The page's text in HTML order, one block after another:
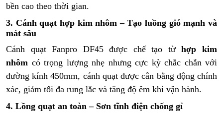
bền cao theo thời gian.
3. Cánh quạt hợp kim nhôm – Tạo luồng gió mạnh và
mát sâu
Cánh quạt Fanpro DF45 được chế tạo từhợp kim
nhôm có trọng lượng nhẹ nhưng cực kỳ chắc chắn với
đường kính 450mm, cánh quạt được cân bằng động chính
xác, giảm tối đa rung lắc và tăng độ êm khi vận hành.
4. Lồng quạt an toàn – Sơn tĩnh điện chống gỉ